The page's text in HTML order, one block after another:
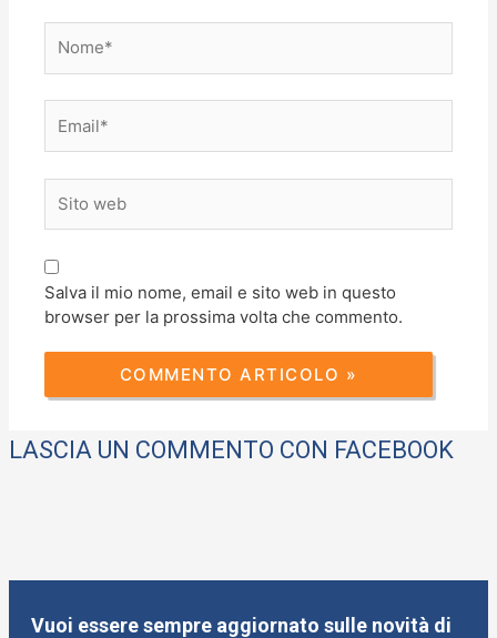
web
Salva il mio nome, email e sito web in questo
browser per la prossima volta che commento.
LASCIA UN COMMENTO CON FACEBOOK
Vuoi essere sempre aggiornato sulle novità di